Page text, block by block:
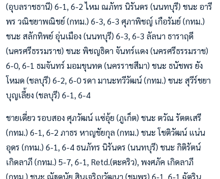
(อุบลราชธานี) 6-1, 6-2 ไหม ณภัทร นิรันดร (นนทบุรี) ชนะ อารี
พร วณิชยาพณิชย์ (กทม.) 6-3, 6-3 ศุภาพิชญ์ เกือรัมย์ (กทม.)
ชนะ สลักทิพย์ อุ่นเมือง (นนทบุรี) 6-3, 6-3 ลัลนา ธาราฤดี
(นครศรีธรรมราช) ชนะ พิชญธิดา จันทร์แดง (นครศรีธรรมราช)
6-0, 6-1 ธมจันทร์ มอมขุนทด (นครราชสีมา) ชนะ ธนัชพร ยัง
โหมด (ชลบุรี) 6-2, 6-0 รดา มานะทวีวัฒน์ (กทม.) ชนะ สุวีร์ชยา
บุญเลี้ยง (ชลบุรี) 6-1, 6-4
ชายเดี่ยว รอบสอง ศุภวัฒน์ แซ่อุ้ย (ภูเก็ต) ชนะ ตวัณ รัตตเสรี
(กทม.) 6-1, 6-2 ภาธร หาญชัยกุล (กทม.) ชนะ โชติวัฒน์ แน่น
อุดร (กทม.) 6-1, 6-4 ธนภัทร นิรันดร (นนทบุรี) ชนะ กิติรัตน์
เกิดลาภี (กทม.) 5-7, 6-1, Retd.(ตะคริว), พงศภัค เกิดลาภี
(กทม.) ชนะ ณัฐดนัย สินเจริญวัฒนา (ชุมพร) 6-1, 6-1 ฉัตริน